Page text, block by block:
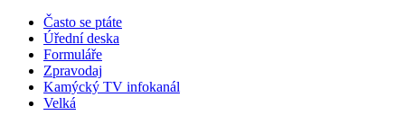
Často se ptáte
Úřední deska
Formuláře
Zpravodaj
Kamýcký TV infokanál
Velká